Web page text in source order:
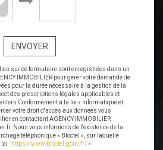
ENVOYER
sur ce formulaire sont enregistrées dans un
IMMOBILIER pour gérer votre demande de
pour la durée nécessaire à la gestion de la
des prescriptions légales applicables et
Conformément à la loi « informatique et
votre droit d'accès aux données vous
en contactant AGENCY IMMOBILIER
Nous vous informons de l'existence de la
téléphonique « Bloctel », sur laquelle
ici : https://www.bloctel.gouv.fr/»